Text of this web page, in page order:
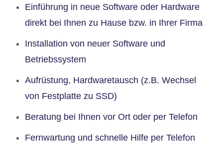
Einführung in neue Software oder Hardware
direkt bei Ihnen zu Hause bzw. in Ihrer Firma
Installation von neuer Software und
Betriebssystem
Aufrüstung, Hardwaretausch (z.B. Wechsel
von Festplatte zu SSD)
Beratung bei Ihnen vor Ort oder per Telefon
Fernwartung und schnelle Hilfe per Telefon